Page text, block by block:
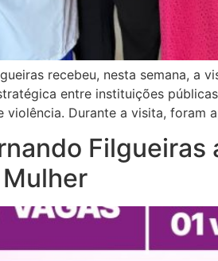
recebeu, nesta semana, a
entre instituições
violência. Durante a visita, foram